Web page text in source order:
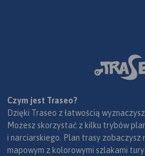
Czym jest Traseo?
Dzięki Traseo z łatwością
Możesz skorzystać z kilku trybów
i narciarskiego. Plan trasy zobaczysz
mapowym z kolorowymi szlakami